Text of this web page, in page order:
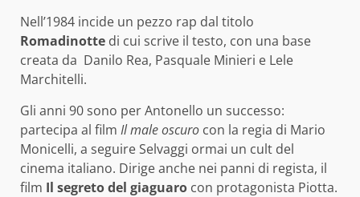
Nell’1984 incide un pezzo rap dal titolo
Romadinotte di cui scrive il testo, con una base
creata da Danilo Rea, Pasquale Minieri e Lele
Marchitelli.
Gli anni 90 sono per Antonello un successo:
partecipa al film Il male oscuro con la regia di Mario
Monicelli, a seguire Selvaggi ormai un cult del
cinema italiano. Dirige anche nei panni di regista, il
film Il segreto del giaguaro con protagonista Piotta.